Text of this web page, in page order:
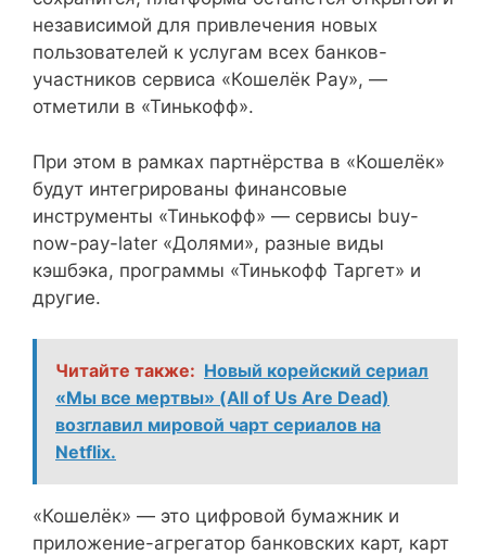
независимой для привлечения новых
пользователей к услугам всех банков-
участников сервиса «Кошелёк Pay», —
отметили в «Тинькофф».
При этом в рамках партнёрства в «Кошелёк»
будут интегрированы финансовые
инструменты «Тинькофф» — сервисы buy-
now-pay-later «Долями», разные виды
кэшбэка, программы «Тинькофф Таргет» и
другие.
Читайте также: Новый корейский сериал
«Мы все мертвы» (All of Us Are Dead)
возглавил мировой чарт сериалов на
Netflix.
«Кошелёк» — это цифровой бумажник и
приложение-агрегатор банковских карт, карт